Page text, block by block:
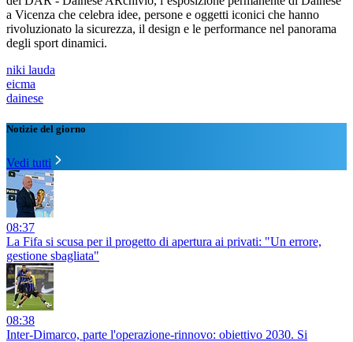
a Vicenza che celebra idee, persone e oggetti iconici che hanno
rivoluzionato la sicurezza, il design e le performance nel panorama
degli sport dinamici.
niki lauda
eicma
dainese
Notizie del giorno
Vedi tutti
08:37
La Fifa si scusa per il progetto di apertura ai privati: "Un errore,
gestione sbagliata"
08:38
Inter-Dimarco, parte l'operazione-rinnovo: obiettivo 2030. Si